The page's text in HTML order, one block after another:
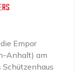
Empor
Anhalt) am
Schützenhaus